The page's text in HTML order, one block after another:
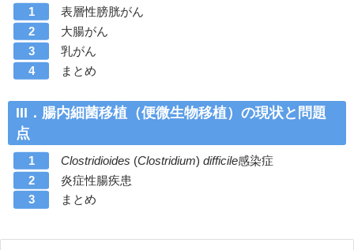
表層性膀胱がん
大腸がん
乳がん
まとめ
III．腸内細菌移植（便微生物移植）の現状と問題
点
Clostridioides (Clostridium)difficile感染症
炎症性腸疾患
まとめ